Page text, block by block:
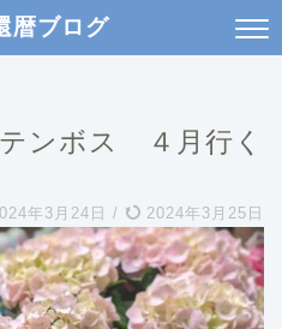
暦ブログ
ンボス ４月行く
年3月24日 / 2024年3月25日